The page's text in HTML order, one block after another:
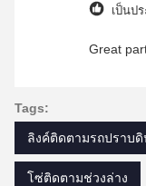
เป็นป
Great
Tags:
ลิงค์ติดตามรถปราบ
โซ่ติดตามช่วงล่าง